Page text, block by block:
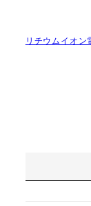
リチウムイオン